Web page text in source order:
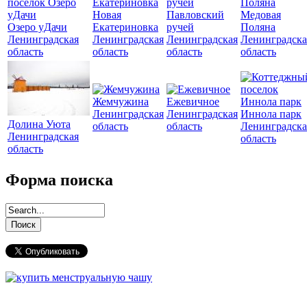
Озеро уДачи
Ленинградская
область
Новая
Екатериновка
Ленинградская
область
Павловский
ручей
Ленинградская
область
Медовая
Поляна
область
Долина Уюта
Ленинградская
область
Жемчужина
Ленинградская
область
Ежевичное
Ленинградская
область
Иннола парк
область
Форма поиска